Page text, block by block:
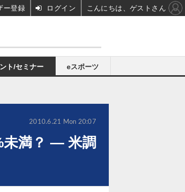
ト/セミナー eスポーツ
未満？ ― 米調
2010.6.21 Mon 20:07
ー登録 ログイン こんにちは、ゲストさん